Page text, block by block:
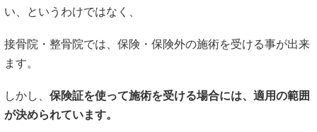
い、というわけではなく、
接骨院・整骨院では、保険・保険外の施術を受ける事が出来
ます。
しかし、 保険証を使って施術を受ける場合には、適用の範囲
が決められています。